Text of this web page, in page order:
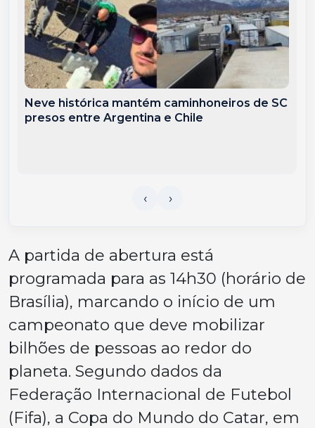
Neve histórica mantém caminhoneiros de SC
presos entre Argentina e Chile
A partida de abertura está
programada para as 14h30 (horário de
Brasília), marcando o início de um
campeonato que deve mobilizar
bilhões de pessoas ao redor do
planeta. Segundo dados da
Federação Internacional de Futebol
(Fifa), a Copa do Mundo do Catar, em